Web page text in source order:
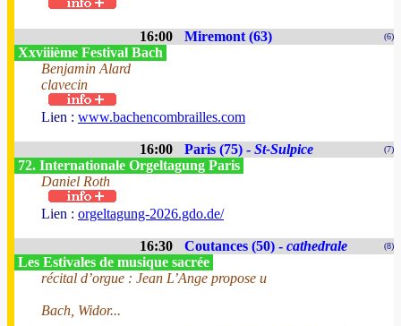
16:00 Miremont (63) (6)
Xxviiième Festival Bach
Benjamin Alard
clavecin
Lien : www.bachencombrailles.com
16:00 Paris (75) - St-Sulpice (7)
72. Internationale Orgeltagung Paris
Daniel Roth
Lien : orgeltagung-2026.gdo.de/
16:30 Coutances (50) - cathedrale (8)
Les Estivales de musique sacrée
récital d’orgue : Jean L’Ange propose u
Bach, Widor...